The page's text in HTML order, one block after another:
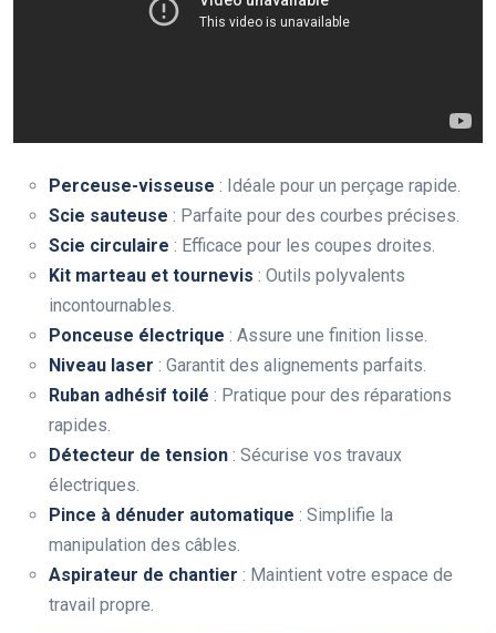
Perceuse-visseuse : Idéale pour un perçage rapide.
Scie sauteuse : Parfaite pour des courbes précises.
Scie circulaire : Efficace pour les coupes droites.
Kit marteau et tournevis : Outils polyvalents
incontournables.
Ponceuse électrique : Assure une finition lisse.
Niveau laser : Garantit des alignements parfaits.
Ruban adhésif toilé : Pratique pour des réparations
rapides.
Détecteur de tension : Sécurise vos travaux
électriques.
Pince à dénuder automatique : Simplifie la
manipulation des câbles.
Aspirateur de chantier : Maintient votre espace de
travail propre.